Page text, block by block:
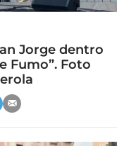
Jorge dentro
Fumo”. Foto